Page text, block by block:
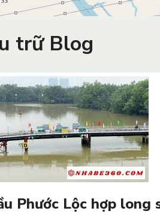
trữ Blog
Phước Lộc hợp long